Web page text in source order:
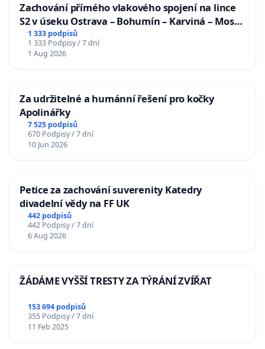
Zachování přímého vlakového spojení na lince
S2 v úseku Ostrava – Bohumín – Karviná – Mosty
u Jablunkova
1 333 podpisů
1 333 Podpisy / 7 dní
1 Aug 2026
Za udržitelné a humánní řešení pro kočky
Apolinářky
7 525 podpisů
670 Podpisy / 7 dní
10 Jun 2026
Petice za zachování suverenity Katedry
divadelní vědy na FF UK
442 podpisů
442 Podpisy / 7 dní
6 Aug 2026
ŽÁDÁME VYŠŠÍ TRESTY ZA TÝRÁNÍ ZVÍŘAT
153 694 podpisů
355 Podpisy / 7 dní
11 Feb 2025